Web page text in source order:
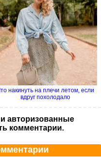
накинуть на плечи летом, если
вдруг похолодало
авторизованные
комментарии.